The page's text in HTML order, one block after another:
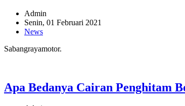
Admin
Senin, 01 Februari 2021
News
Sabangrayamotor.
Apa Bedanya Cairan Penghitam